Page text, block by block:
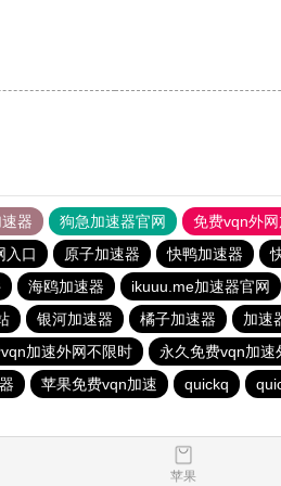
器 狗急加速器官网 免费vqn外
入口 原子加速器 快鸭加速器
海鸥加速器 ikuuu.me加速器官网
银河加速器 橘子加速器 加速
加速外网不限时 永久免费vqn加速
苹果免费vqn加速 quickq
苹果